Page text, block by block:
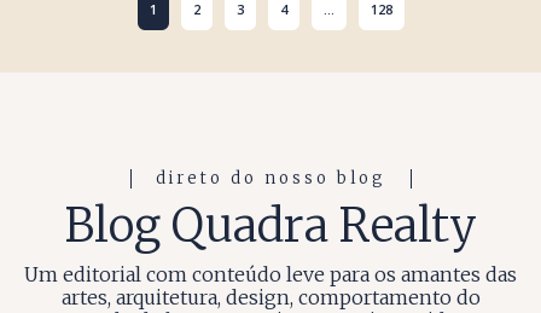
1 2 3 4 128
direto do nosso blog
Blog Quadra Realty
Um editorial com conteúdo leve para os amantes das
artes, arquitetura, design, comportamento do